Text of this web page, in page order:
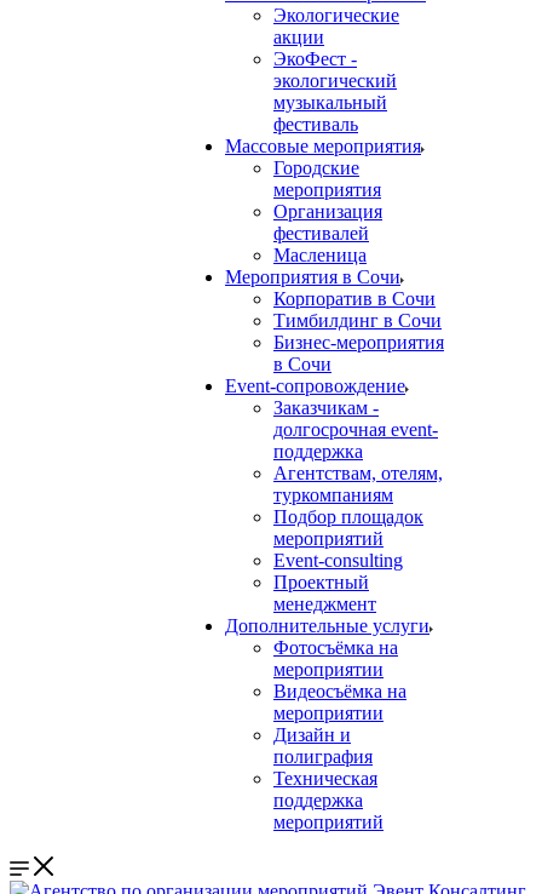
Экологические
акции
ЭкоФест -
экологический
музыкальный
фестиваль
Массовые мероприятия
Городские
мероприятия
Организация
фестивалей
Масленица
Мероприятия в Сочи
Корпоратив в Сочи
Тимбилдинг в Сочи
Бизнес-мероприятия
в Сочи
Event-сопровождение
Заказчикам -
долгосрочная event-
поддержка
Агентствам, отелям,
туркомпаниям
Подбор площадок
мероприятий
Event-consulting
Проектный
менеджмент
Дополнительные услуги
Фотосъёмка на
мероприятии
Видеосъёмка на
мероприятии
Дизайн и
полиграфия
Техническая
поддержка
мероприятий